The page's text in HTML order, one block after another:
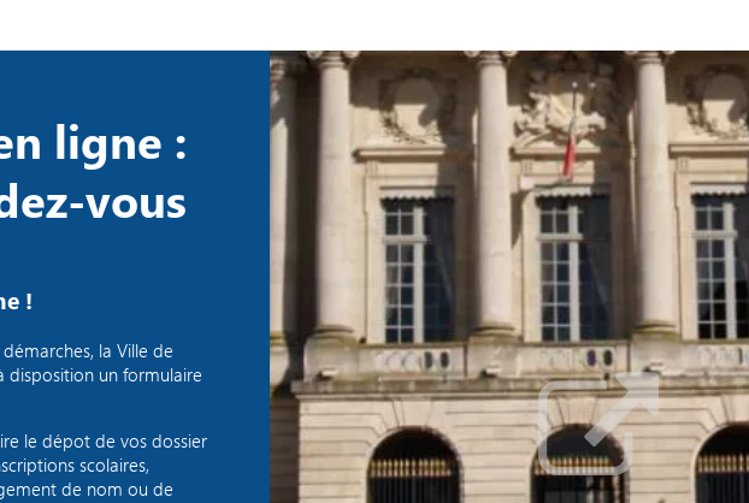
des familles qui n’ont à
municipaux en
ligne :
vous
!
la Ville de
disposition un formulaire
le dépot de vos dossier
scolaires,
de nom ou de